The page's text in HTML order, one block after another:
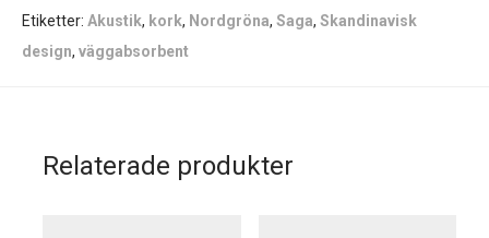
Etiketter: Akustik, kork, Nordgröna, Saga, Skandinavisk
design, väggabsorbent
Relaterade produkter